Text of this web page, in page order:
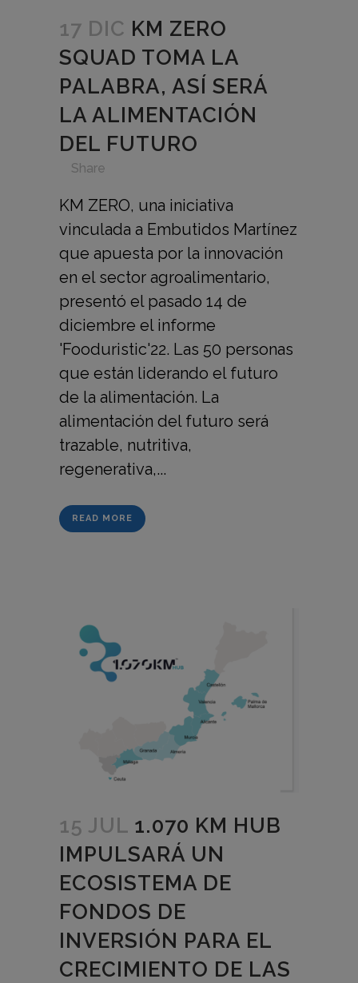
17 DIC KM ZERO
SQUAD TOMA LA
PALABRA, ASÍ SERÁ
LA ALIMENTACIÓN
DEL FUTURO
Share
KM ZERO, una iniciativa
vinculada a Embutidos Martínez
que apuesta por la innovación
en el sector agroalimentario,
presentó el pasado 14 de
diciembre el informe
'Fooduristic'22. Las 50 personas
que están liderando el futuro
de la alimentación. La
alimentación del futuro será
trazable, nutritiva,
regenerativa,...
READ MORE
15 JUL 1.070 KM HUB
IMPULSARÁ UN
ECOSISTEMA DE
FONDOS DE
INVERSIÓN PARA EL
CRECIMIENTO DE LAS